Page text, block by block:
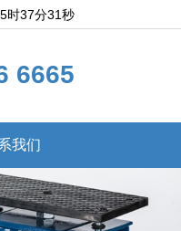
时37分32秒
6665
我们